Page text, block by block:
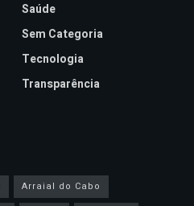
Saúde
Sem Categoria
Tecnologia
Transparência
Arraial do Cabo